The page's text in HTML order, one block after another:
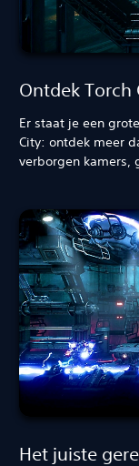
Ontdek Torch
Er staat je een
City: ontdek meer
verborgen kamers,
Het juiste